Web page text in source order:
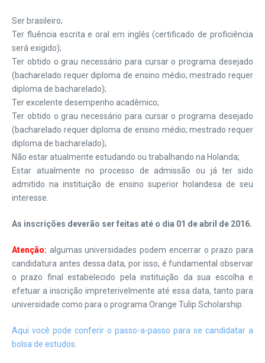
Ser brasileiro;
Ter fluência escrita e oral em inglês (certificado de proficiência
será exigido);
Ter obtido o grau necessário para cursar o programa desejado
(bacharelado requer diploma de ensino médio; mestrado requer
diploma de bacharelado);
Ter excelente desempenho acadêmico;
Ter obtido o grau necessário para cursar o programa desejado
(bacharelado requer diploma de ensino médio; mestrado requer
diploma de bacharelado);
Não estar atualmente estudando ou trabalhando na Holanda;
Estar atualmente no processo de admissão ou já ter sido
admitido na instituição de ensino superior holandesa de seu
interesse.
As inscrições deverão ser feitas até o dia 01 de abril de 2016.
Atenção: algumas universidades podem encerrar o prazo para
candidatura antes dessa data, por isso, é fundamental observar
o prazo final estabelecido pela instituição da sua escolha e
efetuar a inscrição impreterivelmente até essa data, tanto para
universidade como para o programa Orange Tulip Scholarship.
Aqui você pode conferir o passo-a-passo para se candidatar a
bolsa de estudos.